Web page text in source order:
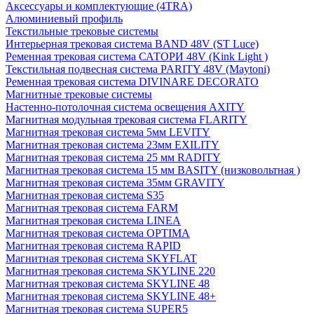
Аксессуары и комплектующие (4TRA)
Алюминиевый профиль
Текстильные трековые системы
Интерьерная трековая система BAND 48V (ST Luce)
Ременная трековая система САТОРИ 48V (Kink Light )
Текстильная подвесная система PARITY 48V (Maytoni)
Ременная трековая система DIVINARE DECORATO
Магнитные трековые системы
Настенно-потолочная система освещения AXITY
Магнитная модульная трековая система FLARITY
Магнитная трековая система 5мм LEVITY
Магнитная трековая система 23мм EXILITY
Магнитная трековая система 25 мм RADITY
Магнитная трековая система 15 мм BASITY (низковольтная )
Магнитная трековая система 35мм GRAVITY
Магнитная трековая система S35
Магнитная трековая система FARM
Магнитная трековая система LINEA
Магнитная трековая система OPTIMA
Магнитная трековая система RAPID
Магнитная трековая система SKYFLAT
Магнитная трековая система SKYLINE 220
Магнитная трековая система SKYLINE 48
Магнитная трековая система SKYLINE 48+
Магнитная трековая система SUPER5